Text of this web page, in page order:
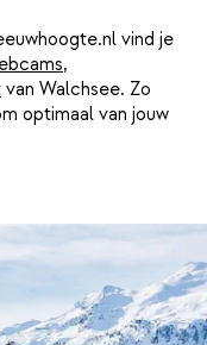
vind je
,
van Walchsee. Zo
optimaal van jouw